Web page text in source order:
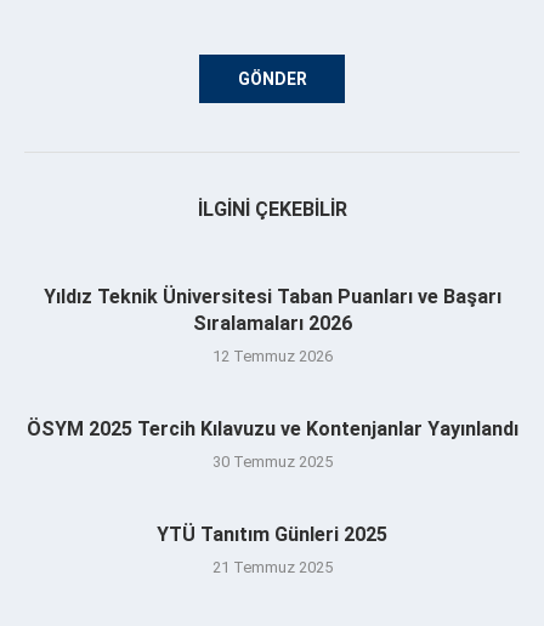
İLGINI ÇEKEBILIR
Yıldız Teknik Üniversitesi Taban Puanları ve Başarı
Sıralamaları 2026
12 Temmuz 2026
ÖSYM 2025 Tercih Kılavuzu ve Kontenjanlar Yayınlandı
30 Temmuz 2025
YTÜ Tanıtım Günleri 2025
21 Temmuz 2025